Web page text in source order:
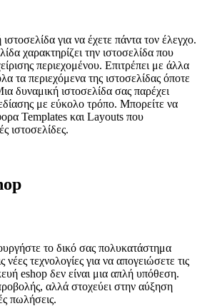
για να έχετε πάντα τον έλεγχο.
χαρακτηρίζει την ιστοσελίδα που
περιεχομένου. Επιτρέπει με άλλα
τα περιεχόμενα της ιστοσελίδας όποτε
δυναμική ιστοσελίδα σας παρέχει
με εύκολο τρόπο. Μπορείτε να
Templates και Layouts που
ιστοσελίδες.
το δικό σας πολυκατάστημα
νέες τεχνολογίες για να απογειώσετε τις
eshop δεν είναι μια απλή υπόθεση.
αλλά στοχεύει στην αύξηση
πωλήσεις.